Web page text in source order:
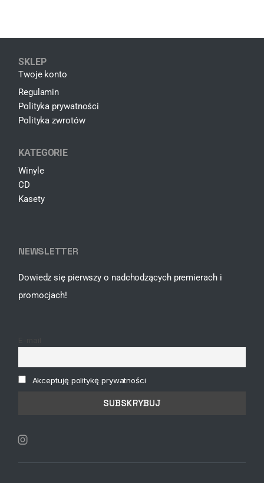
SKLEP
Twoje konto
Regulamin
Polityka prywatności
Polityka zwrotów
KATEGORIE
Winyle
CD
Kasety
NEWSLETTER
Dowiedz się pierwszy o nadchodzących premierach i
promocjach!
Akceptuję politykę prywatności